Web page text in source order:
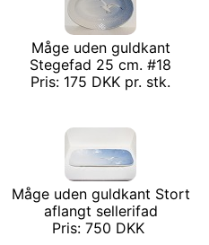
Måge uden guldkant
Stegefad 25 cm. #18
Pris: 175 DKK pr. stk.
Måge uden guldkant Stort
aflangt sellerifad
Pris: 750 DKK